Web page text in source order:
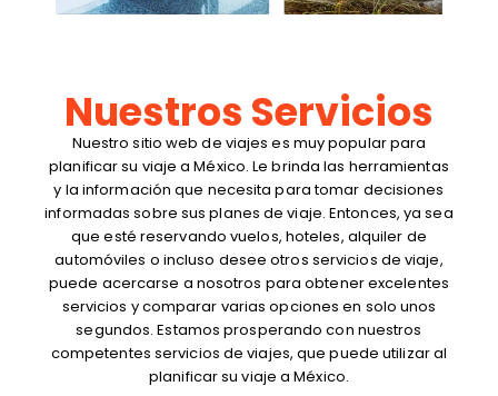
Nuestros Servicios
Nuestro sitio web de viajes es muy popular para
planificar su viaje a México. Le brinda las herramientas
y la información que necesita para tomar decisiones
informadas sobre sus planes de viaje. Entonces, ya sea
que esté reservando vuelos, hoteles, alquiler de
automóviles o incluso desee otros servicios de viaje,
puede acercarse a nosotros para obtener excelentes
servicios y comparar varias opciones en solo unos
segundos. Estamos prosperando con nuestros
competentes servicios de viajes, que puede utilizar al
planificar su viaje a México.